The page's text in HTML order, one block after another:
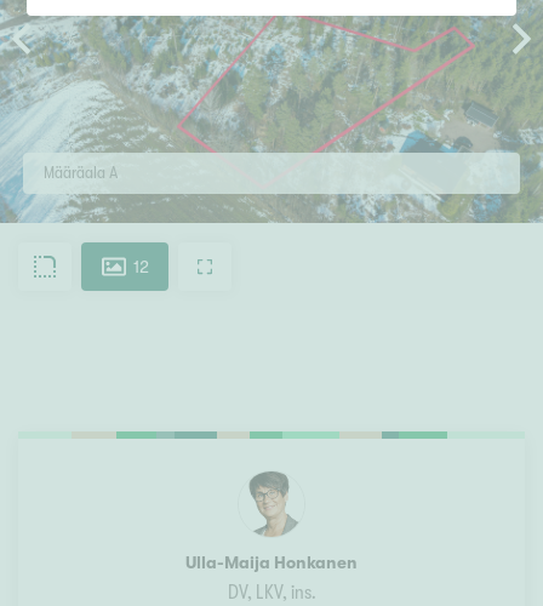
Määräala A
12
Ulla-Maija Honkanen
DV, LKV, ins.